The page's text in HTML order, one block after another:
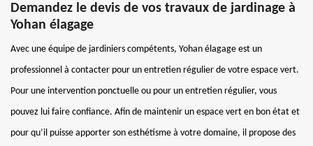
Demandez le devis de vos travaux de jardinage à
Yohan élagage
Avec une équipe de jardiniers compétents, Yohan élagage est un
professionnel à contacter pour un entretien régulier de votre espace vert.
Pour une intervention ponctuelle ou pour un entretien régulier, vous
pouvez lui faire confiance. Afin de maintenir un espace vert en bon état et
pour qu’il puisse apporter son esthétisme à votre domaine, il propose des